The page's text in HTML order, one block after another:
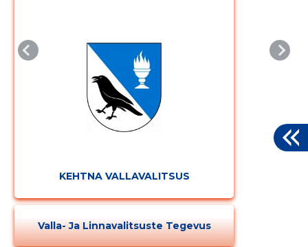
KEHTNA VALLAVALITSUS
Valla- Ja Linnavalitsuste Tegevus